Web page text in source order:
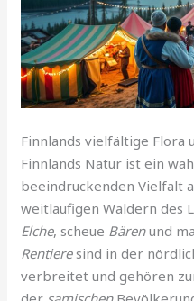
Finnlands vielfältige Flora
Finnlands Natur ist ein
beeindruckenden Vielfalt
weitläufigen Wäldern des
Elche, scheue Bärenund
Rentieresind in der
verbreitet und gehören